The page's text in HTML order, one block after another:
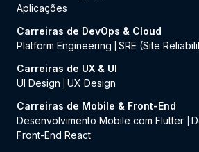
Aplicações
Carreiras de DevOps & Cloud
Platform Engineering
SRE (Site
Carreiras de UX & UI
UI Design
UX Design
Carreiras de Mobile & Front-End
Desenvolvimento Mobile com Flutter
Front-End React